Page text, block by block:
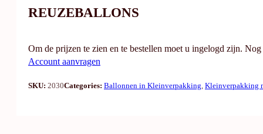
REUZEBALLONS
Om de prijzen te zien en te bestellen moet u ingelogd zijn. Nog
Account aanvragen
SKU: 2030Categories: Ballonnen in Kleinverpakking Kleinverpakking